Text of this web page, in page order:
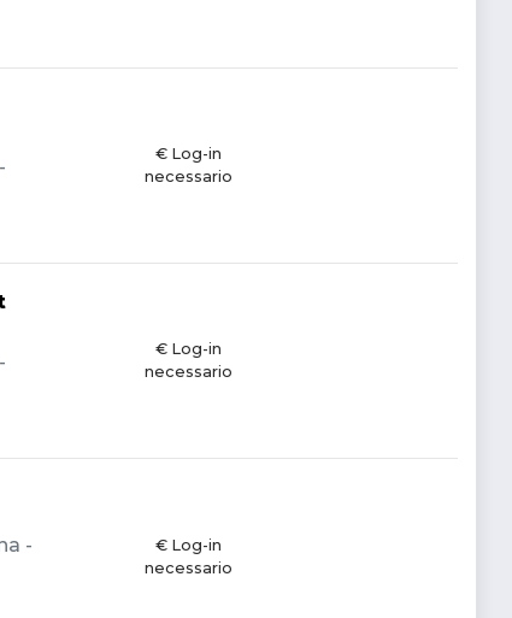
€ Log-in
necessario
€ Log-in
necessario
-
€ Log-in
necessario